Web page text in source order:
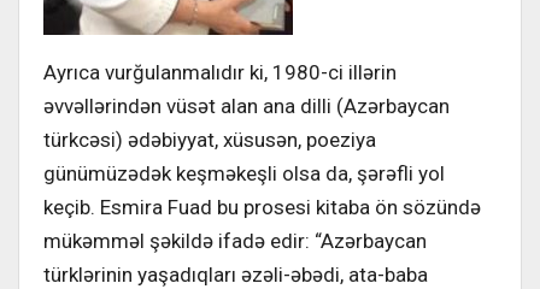
Ayrıca vurğulanmalıdır ki, 1980-ci illərin
əvvəllərindən vüsət alan ana dilli (Azərbaycan
türkcəsi) ədəbiyyat, xüsusən, poeziya
günümüzədək keşməkeşli olsa da, şərəfli yol
keçib. Esmira Fuad bu prosesi kitaba ön sözündə
mükəmməl şəkildə ifadə edir: “Azərbaycan
türklərinin yaşadıqları əzəli-əbədi, ata-baba